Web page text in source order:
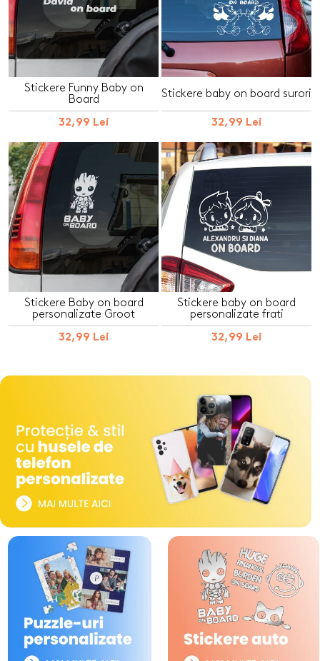
Stickere Funny Baby on
Board
32,99 Lei
Stickere baby on board surori
32,99 Lei
Stickere Baby on board
personalizate Groot
32,99 Lei
Stickere baby on board
personalizate frati
32,99 Lei